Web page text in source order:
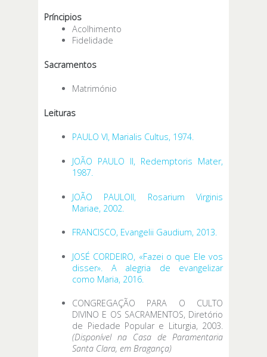
Príncipios
Acolhimento
Fidelidade
Sacramentos
Matrimónio
Leituras
PAULO VI, Marialis Cultus, 1974.
JOÃO PAULO II, Redemptoris Mater,
1987.
JOÃO PAULOII, Rosarium Virginis
Mariae, 2002.
FRANCISCO, Evangelii Gaudium, 2013.
JOSÉ CORDEIRO, «Fazei o que Ele vos
disser». A alegria de evangelizar
como Maria, 2016.
CONGREGAÇÃO PARA O CULTO
DIVINO E OS SACRAMENTOS, Diretório
de Piedade Popular e Liturgia, 2003.
(Disponível na Casa de Paramentaria
Santa Clara, em Bragança)